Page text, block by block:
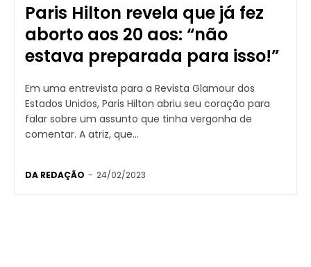
Paris Hilton revela que já fez
aborto aos 20 aos: “não
estava preparada para isso!”
Em uma entrevista para a Revista Glamour dos
Estados Unidos, Paris Hilton abriu seu coração para
falar sobre um assunto que tinha vergonha de
comentar. A atriz, que...
DA REDAÇÃO - 24/02/2023